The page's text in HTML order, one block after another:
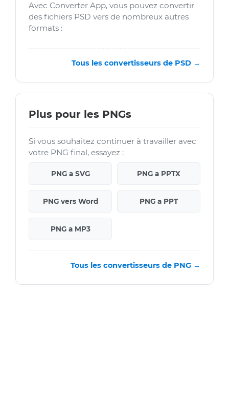
Avec Converter App, vous pouvez convertir
des fichiers PSD vers de nombreux autres
formats :
Tous les convertisseurs de PSD →
Plus pour les PNGs
Si vous souhaitez continuer à travailler avec
votre PNG final, essayez :
PNG a SVG PNG a PPTX
PNG vers Word PNG a PPT
PNG a MP3
Tous les convertisseurs de PNG →